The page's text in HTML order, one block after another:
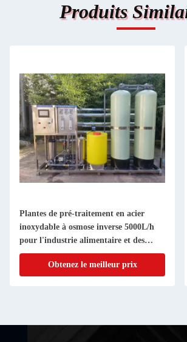
Produits
Plantes de pré-traitement en acier
inoxydable à osmose inverse 5000L/h
pour l'industrie alimentaire et des
boissons
Obtenez le meilleur prix